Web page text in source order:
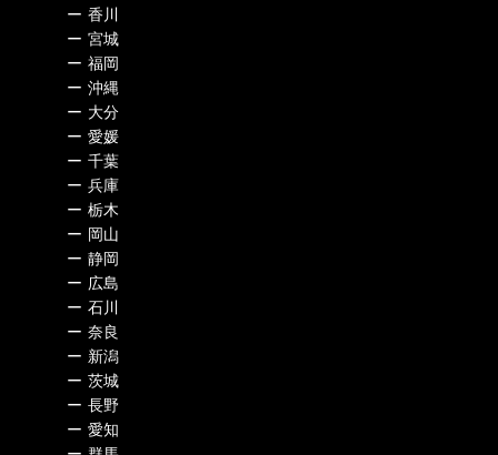
ー 香川
ー 宮城
ー 福岡
ー 沖縄
ー 大分
ー 愛媛
ー 千葉
ー 兵庫
ー 栃木
ー 岡山
ー 静岡
ー 広島
ー 石川
ー 奈良
ー 新潟
ー 茨城
ー 長野
ー 愛知